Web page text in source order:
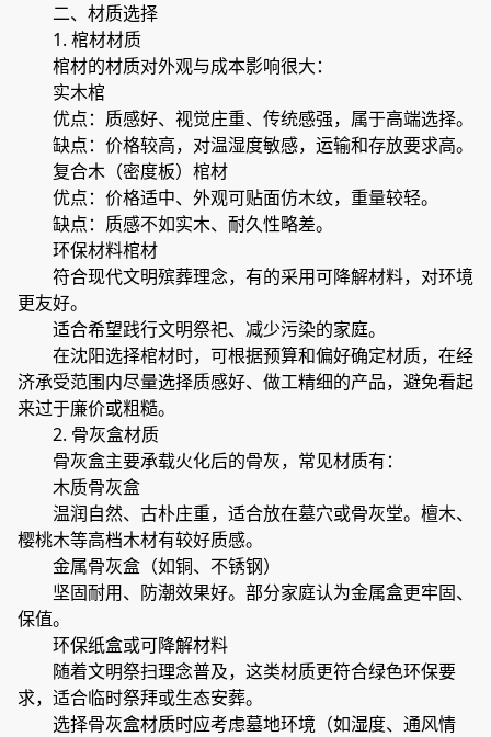
二、材质选择
1. 棺材材质
棺材的材质对外观与成本影响很大：
实木棺
优点：质感好、视觉庄重、传统感强，属于高端选择。
缺点：价格较高，对温湿度敏感，运输和存放要求高。
复合木（密度板）棺材
优点：价格适中、外观可贴面仿木纹，重量较轻。
缺点：质感不如实木、耐久性略差。
环保材料棺材
符合现代文明殡葬理念，有的采用可降解材料，对环境
更友好。
适合希望践行文明祭祀、减少污染的家庭。
在沈阳选择棺材时，可根据预算和偏好确定材质，在经
济承受范围内尽量选择质感好、做工精细的产品，避免看起
来过于廉价或粗糙。
2. 骨灰盒材质
骨灰盒主要承载火化后的骨灰，常见材质有：
木质骨灰盒
温润自然、古朴庄重，适合放在墓穴或骨灰堂。檀木、
樱桃木等高档木材有较好质感。
金属骨灰盒（如铜、不锈钢）
坚固耐用、防潮效果好。部分家庭认为金属盒更牢固、
保值。
环保纸盒或可降解材料
随着文明祭扫理念普及，这类材质更符合绿色环保要
求，适合临时祭拜或生态安葬。
选择骨灰盒材质时应考虑墓地环境（如湿度、通风情